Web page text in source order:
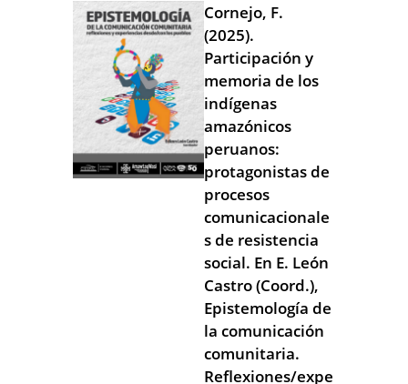
Cornejo, F.
(2025).
Participación y
memoria de los
indígenas
amazónicos
peruanos:
protagonistas de
procesos
comunicacionale
s de resistencia
social. En E. León
Castro (Coord.),
Epistemología de
la comunicación
comunitaria.
Reflexiones/expe